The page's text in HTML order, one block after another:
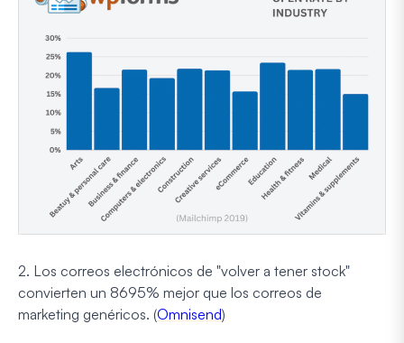
2. Los correos electrónicos de "volver a tener stock"
convierten un 8695% mejor que los correos de
marketing genéricos. (Omnisend)